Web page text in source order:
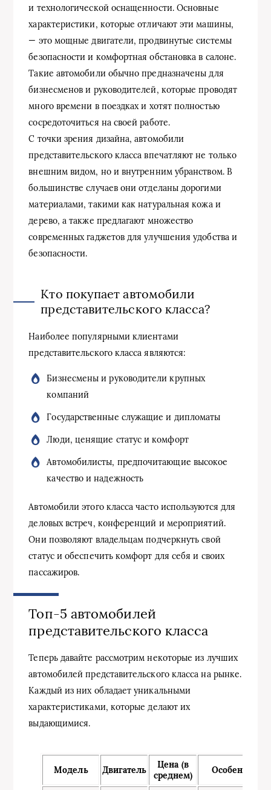
и технологической оснащенности. Основные
характеристики, которые отличают эти машины,
— это мощные двигатели, продвинутые системы
безопасности и комфортная обстановка в салоне.
Такие автомобили обычно предназначены для
бизнесменов и руководителей, которые проводят
много времени в поездках и хотят полностью
сосредоточиться на своей работе.
С точки зрения дизайна, автомобили
представительского класса впечатляют не только
внешним видом, но и внутренним убранством. В
большинстве случаев они отделаны дорогими
материалами, такими как натуральная кожа и
дерево, а также предлагают множество
современных гаджетов для улучшения удобства и
безопасности.
Кто покупает автомобили
представительского класса?
Наиболее популярными клиентами
представительского класса являются:
Бизнесмены и руководители крупных
компаний
Государственные служащие и дипломаты
Люди, ценящие статус и комфорт
Автомобилисты, предпочитающие высокое
качество и надежность
Автомобили этого класса часто используются для
деловых встреч, конференций и мероприятий.
Они позволяют владельцам подчеркнуть свой
статус и обеспечить комфорт для себя и своих
пассажиров.
Топ-5 автомобилей
представительского класса
Теперь давайте рассмотрим некоторые из лучших
автомобилей представительского класса на рынке.
Каждый из них обладает уникальными
характеристиками, которые делают их
выдающимися.
Модель Двигатель
Цена (в
среднем)
Особенности